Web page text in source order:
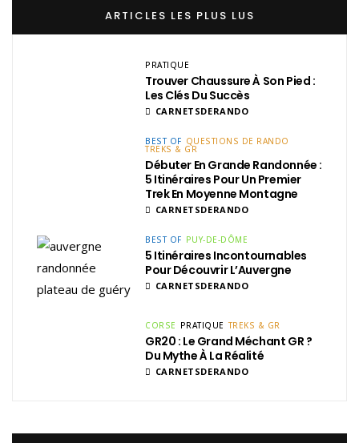
ARTICLES LES PLUS LUS
PRATIQUE
Trouver Chaussure À Son Pied :
Les Clés Du Succès
CARNETSDERANDO
BEST OF QUESTIONS DE RANDO
TREKS & GR
Débuter En Grande Randonnée :
5 Itinéraires Pour Un Premier
Trek En Moyenne Montagne
CARNETSDERANDO
BEST OF PUY-DE-DÔME
5 Itinéraires Incontournables
Pour Découvrir L’Auvergne
CARNETSDERANDO
CORSE PRATIQUE TREKS & GR
GR20 : Le Grand Méchant GR ?
Du Mythe À La Réalité
CARNETSDERANDO